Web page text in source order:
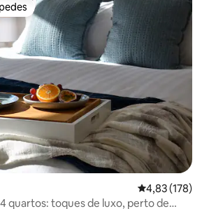
4,83 de uma
4,83 (178)
quartos: toques de luxo, perto de